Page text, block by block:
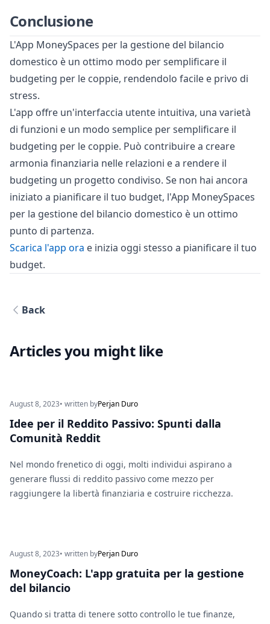
Conclusione
L'App MoneySpaces per la gestione del bilancio
domestico è un ottimo modo per semplificare il
budgeting per le coppie, rendendolo facile e privo di
stress.
L'app offre un'interfaccia utente intuitiva, una varietà
di funzioni e un modo semplice per semplificare il
budgeting per le coppie. Può contribuire a creare
armonia finanziaria nelle relazioni e a rendere il
budgeting un progetto condiviso. Se non hai ancora
iniziato a pianificare il tuo budget, l'App MoneySpaces
per la gestione del bilancio domestico è un ottimo
punto di partenza.
Scarica l'app ora e inizia oggi stesso a pianificare il tuo
budget.
Back
Articles you might like
August 8, 2023• written byPerjan Duro
Idee per il Reddito Passivo: Spunti dalla
Comunità Reddit
Nel mondo frenetico di oggi, molti individui aspirano a
generare flussi di reddito passivo come mezzo per
raggiungere la libertà finanziaria e costruire ricchezza.
August 8, 2023• written byPerjan Duro
MoneyCoach: L'app gratuita per la gestione
del bilancio
Quando si tratta di tenere sotto controllo le tue finanze,